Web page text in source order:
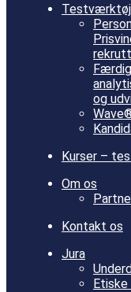
og
Kurser –
Om os
Kontakt os
Jura
Etiske